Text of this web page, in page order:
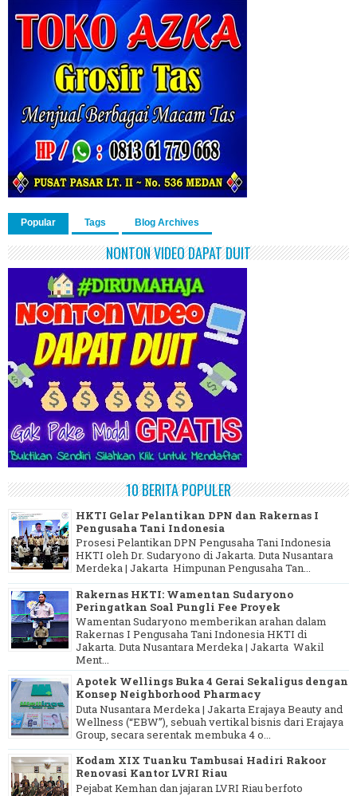
Popular Tags Blog Archives
NONTON VIDEO DAPAT DUIT
10 BERITA POPULER
HKTI Gelar Pelantikan DPN dan Rakernas I
Pengusaha Tani Indonesia
Prosesi Pelantikan DPN Pengusaha Tani Indonesia
HKTI oleh Dr. Sudaryono di Jakarta. Duta Nusantara
Merdeka | Jakarta Himpunan Pengusaha Tan...
Rakernas HKTI: Wamentan Sudaryono
Peringatkan Soal Pungli Fee Proyek
Wamentan Sudaryono memberikan arahan dalam
Rakernas I Pengusaha Tani Indonesia HKTI di
Jakarta. Duta Nusantara Merdeka | Jakarta Wakil
Ment...
Apotek Wellings Buka 4 Gerai Sekaligus dengan
Konsep Neighborhood Pharmacy
Duta Nusantara Merdeka | Jakarta Erajaya Beauty and
Wellness (“EBW”), sebuah vertikal bisnis dari Erajaya
Group, secara serentak membuka 4 o...
Kodam XIX Tuanku Tambusai Hadiri Rakoor
Renovasi Kantor LVRI Riau
Pejabat Kemhan dan jajaran LVRI Riau berfoto